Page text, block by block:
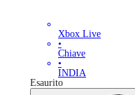
Xbox Live
•
Chiave
•
INDIA
Esaurito